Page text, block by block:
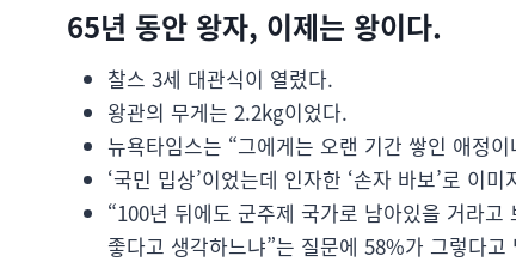
65년 동안 왕자, 이제는 왕이다.
찰스 3세 대관식이 열렸다.
왕관의 무게는 2.2kg이었다.
뉴욕타임스는 “그에게는 오랜 기간 쌓인 애정
‘국민 밉상’이었는데 인자한 ‘손자 바보’로 이
“100년 뒤에도 군주제 국가로 남아있을 거라
좋다고 생각하느냐”는 질문에 58%가 그렇다